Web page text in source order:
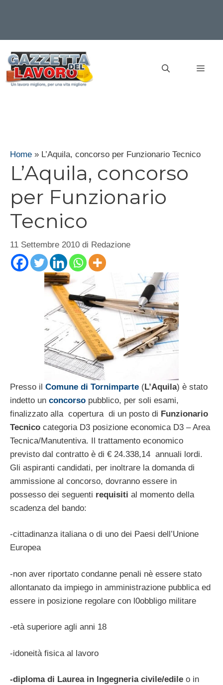
contenuto
Home » L’Aquila, concorso per Funzionario Tecnico
L’Aquila, concorso
per Funzionario
Tecnico
11 Settembre 2010 di Redazione
Presso il Comune di Tornimparte (L’Aquila) è stato
indetto un concorso pubblico, per soli esami,
finalizzato alla copertura di un posto di Funzionario
Tecnico categoria D3 posizione economica D3 – Area
Tecnica/Manutentiva. Il trattamento economico
previsto dal contratto è di € 24.338,14 annuali lordi.
Gli aspiranti candidati, per inoltrare la domanda di
ammissione al concorso, dovranno essere in
possesso dei seguenti requisiti al momento della
scadenza del bando:
-cittadinanza italiana o di uno dei Paesi dell’Unione
Europea
-non aver riportato condanne penali nè essere stato
allontanato da impiego in amministrazione pubblica ed
essere in posizione regolare con l0obbligo militare
-età superiore agli anni 18
-idoneità fisica al lavoro
-diploma di Laurea in Ingegneria civile/edile o in